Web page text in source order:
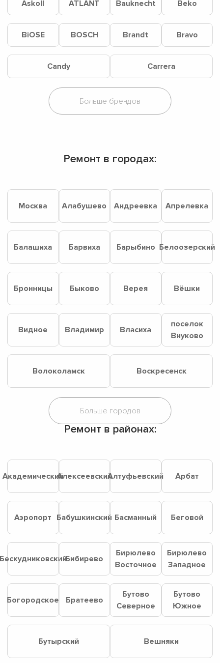
Askoll ATLANT Bauknecht Beko
BiOSE BOSCH Brandt Bravo
Candy Carrera
Ремонт в городах:
Москва Алабушево Андреевка Апрелевка
Балашиха Барвиха Барыбино Белоозерский
Бронницы Быково Верея Вёшки
Видное Владимир Власиха
поселок
Внуково
Волоколамск Воскресенск
Ремонт в районах:
АкадемическийАлексеевскийАлтуфьевский Арбат
Аэропорт Бабушкинский Басманный Беговой
Бибирево
Бирюлево
Восточное
Бирюлево
Западное
Богородское Братеево
Бутово
Северное
Бутово
Южное
Бутырский Вешняки